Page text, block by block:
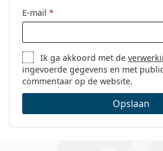
E-mail *
Ik ga akkoord met de
ingevoerde gegevens en met
commentaar op de website.
Opslaan